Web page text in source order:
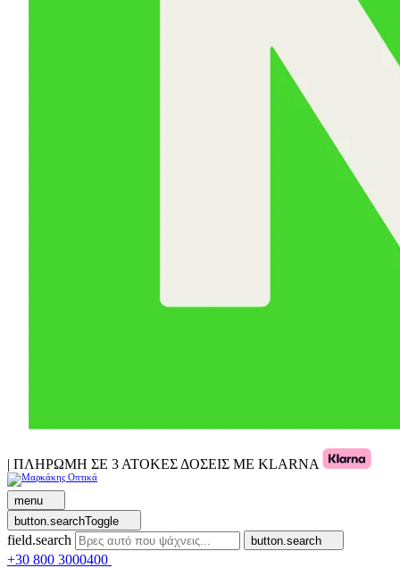
| ΠΛΗΡΩΜΗ ΣΕ 3 ΑΤΟΚΕΣ ΔΟΣΕΙΣ ΜΕ KLARNA
menu
button.searchToggle
field.search button.search
+30 800 3000400